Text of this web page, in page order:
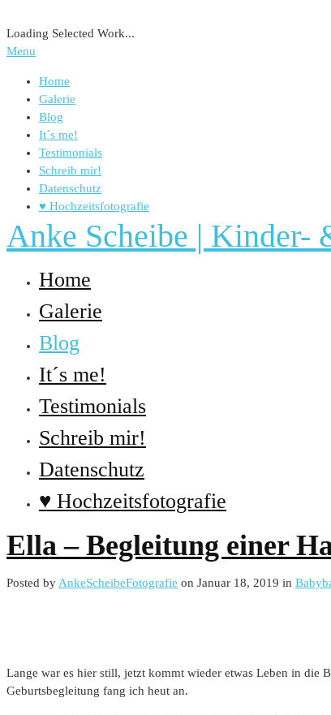
Loading Selected Work...
Menu
Home
Galerie
Blog
It´s me!
Testimonials
Schreib mir!
Datenschutz
♥ Hochzeitsfotografie
Anke Scheibe | Kinder-
Home
Galerie
Blog
It´s me!
Testimonials
Schreib mir!
Datenschutz
♥ Hochzeitsfotografie
Ella – Begleitung einer
Posted byAnkeScheibeFotografie on Januar 18, 2019 in
Lange war es hier still, jetzt kommt wieder etwas Leben in die
Geburtsbegleitung fang ich heut an.